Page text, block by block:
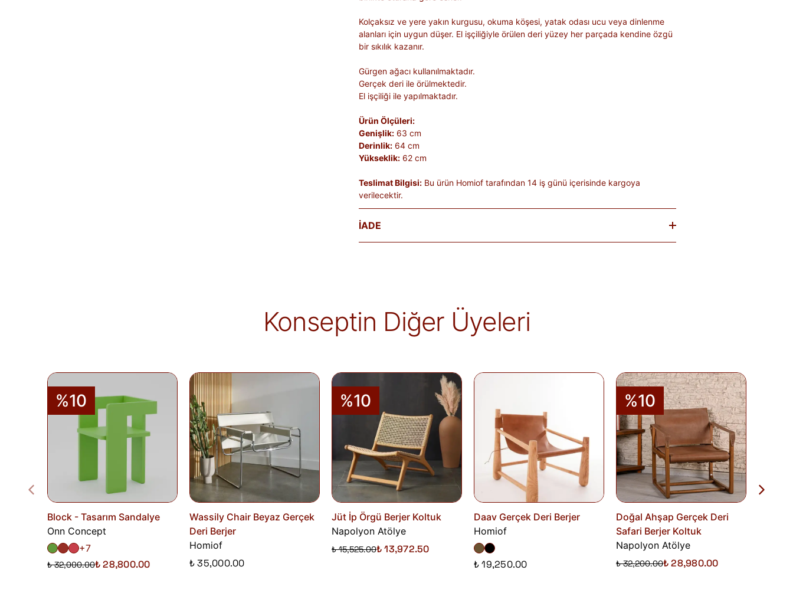
Kolçaksız ve yere yakın kurgusu, okuma köşesi, yatak odası ucu veya dinlenme
alanları için uygun düşer. El işçiliğiyle örülen deri yüzey her parçada kendine özgü
bir sıkılık kazanır.
Gürgen ağacı kullanılmaktadır.
Gerçek deri ile örülmektedir.
El işçiliği ile yapılmaktadır.
Ürün Ölçüleri:
Genişlik: 63 cm
Derinlik: 64 cm
Yükseklik: 62 cm
Teslimat Bilgisi: Bu ürün Homiof tarafından 14 iş günü içerisinde kargoya
verilecektir.
İADE
alır.
İade edilen ürünler, iade şartlarına uygun olduğu takdirde 10 gün içinde bankanıza
iletilir. İade sürecini başlatmak için lütfen
Konseptin Diğer Üyeleri
%10
Block - Tasarım Sandalye
Onn Concept
+7
₺ 32,000.00₺ 28,800.00
Wassily Chair Beyaz Gerçek
Deri Berjer
Homiof
₺ 35,000.00
%10
Jüt İp Örgü Berjer Koltuk
Napolyon Atölye
₺ 15,525.00₺ 13,972.50
Daav Gerçek Deri Berjer
Homiof
₺ 19,250.00
%10
Doğal Ahşap Gerçek Deri
Safari Berjer Koltuk
Napolyon Atölye
₺ 32,200.00₺ 28,980.00